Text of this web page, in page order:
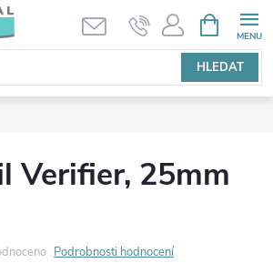
HLEDAT
NÁKUPNÍ
KOŠÍK
Verifier, 25mm
Podrobnosti hodnocení